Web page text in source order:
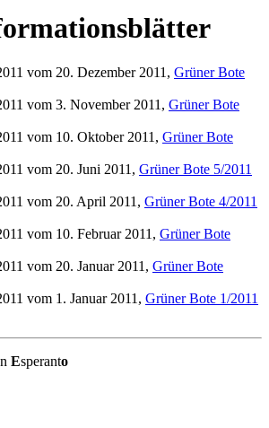
vom 20. Dezember 2011, Grüner Bote
vom 3. November 2011, Grüner Bote
vom 10. Oktober 2011, Grüner Bote
vom 20. Juni 2011, Grüner Bote 5/2011
vom 20. April 2011, Grüner Bote 4/2011
vom 10. Februar 2011, Grüner Bote
vom 20. Januar 2011, Grüner Bote
vom 1. Januar 2011, Grüner Bote 1/2011
Esperanto